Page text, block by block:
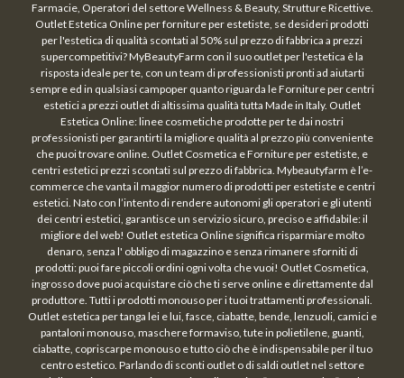
Farmacie, Operatori del settore Wellness & Beauty, Strutture Ricettive.
Outlet Estetica Online per forniture per estetiste, se desideri prodotti
per l'estetica di qualità scontati al 50% sul prezzo di fabbrica a prezzi
supercompetitivi? MyBeautyFarm con il suo outlet per l'estetica è la
risposta ideale per te, con un team di professionisti pronti ad aiutarti
sempre ed in qualsiasi campoper quanto riguarda le Forniture per centri
estetici a prezzi outlet di altissima qualità tutta Made in Italy. Outlet
Estetica Online: linee cosmetiche prodotte per te dai nostri
professionisti per garantirti la migliore qualità al prezzo più conveniente
che puoi trovare online. Outlet Cosmetica e Forniture per estetiste, e
centri estetici prezzi scontati sul prezzo di fabbrica. Mybeautyfarm è l’e-
commerce che vanta il maggior numero di prodotti per estetiste e centri
estetici. Nato con l’intento di rendere autonomi gli operatori e gli utenti
dei centri estetici, garantisce un servizio sicuro, preciso e affidabile: il
migliore del web! Outlet estetica Online significa risparmiare molto
denaro, senza l' obbligo di magazzino e senza rimanere sforniti di
prodotti: puoi fare piccoli ordini ogni volta che vuoi! Outlet Cosmetica,
ingrosso dove puoi acquistare ciò che ti serve online e direttamente dal
produttore. Tutti i prodotti monouso per i tuoi trattamenti professionali.
Outlet estetica per tanga lei e lui, fasce, ciabatte, bende, lenzuoli, camici e
pantaloni monouso, maschere formaviso, tute in polietilene, guanti,
ciabatte, copriscarpe monouso e tutto ciò che è indispensabile per il tuo
centro estetico. Parlando di sconti outlet o di saldi outlet nel settore